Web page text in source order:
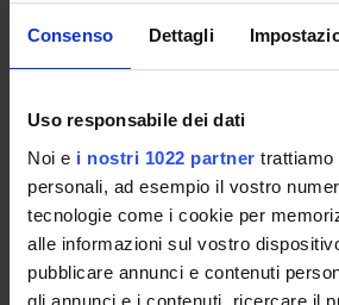
Consenso Dettagli
Uso responsabile dei dati
Noi e i nostri 1022 partner trattiamo
personali, ad esempio il vostro
tecnologie come i cookie per
alle informazioni sul vostro
pubblicare annunci e contenuti
gli annunci e i contenuti, ricercare il
SKILLS.
OFFERTA FORMATIVA
CORSI DI STUDIO
DOTTORATI, MASTER E